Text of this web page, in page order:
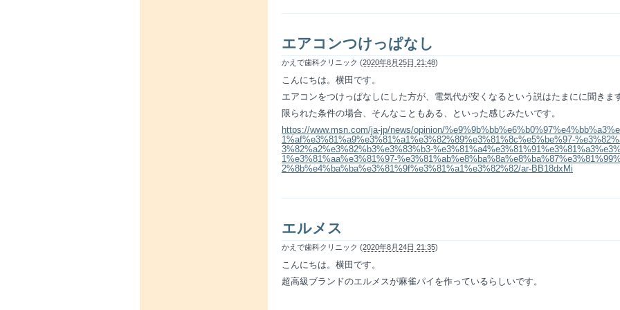
エアコンつけっぱなし
かえで歯科クリニック (2020年8月25日 21:48)
こんにちは。横田です。
エアコンをつけっぱなしにした方が、電気代が安くなるという説はたまにに聞きま
限られた条件の場合、そんなこともある、といった感じみたいです。
https://www.msn.com/ja-jp/news/opinion/
1%af%e3%81%a9%e3%81%a1%e3%82%89%e3%81%8c%e5%be%97-
3%82%a2%e3%82%b3%e3%83%b3-
1%e3%81%aa%e3%81%97-
2%8b%e4%ba%ba%e3%81%9f%e3%81%a1%e3%82%82/ar-BB18dxMi
エルメス
かえで歯科クリニック (2020年8月24日 21:35)
こんにちは。横田です。
超高級ブランドのエルメスが麻雀パイを作っているらしいです。